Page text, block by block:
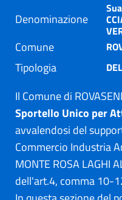
Denominazione
Comune
Tipologia
Il Comune di
Sportello Unico per
avvalendosi del
Commercio Industria
MONTE ROSA LAGHI
dell'art.4, comma 10-